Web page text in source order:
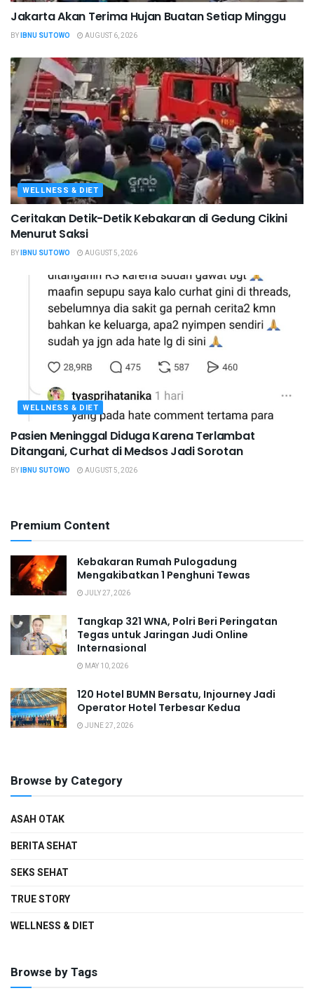
Jakarta Akan Terima Hujan Buatan Setiap Minggu
BYIBNU SUTOWO AUGUST 6, 2026
WELLNESS & DIET
Ceritakan Detik-Detik Kebakaran di Gedung Cikini
Menurut Saksi
BYIBNU SUTOWO AUGUST 5, 2026
WELLNESS & DIET
Pasien Meninggal Diduga Karena Terlambat
Ditangani, Curhat di Medsos Jadi Sorotan
BYIBNU SUTOWO AUGUST 5, 2026
Premium Content
Kebakaran Rumah Pulogadung
Mengakibatkan 1 Penghuni Tewas
JULY 27, 2026
Tangkap 321 WNA, Polri Beri Peringatan
Tegas untuk Jaringan Judi Online
Internasional
MAY 10, 2026
120 Hotel BUMN Bersatu, Injourney Jadi
Operator Hotel Terbesar Kedua
JUNE 27, 2026
Browse by Category
ASAH OTAK
BERITA SEHAT
SEKS SEHAT
TRUE STORY
WELLNESS & DIET
Browse by Tags